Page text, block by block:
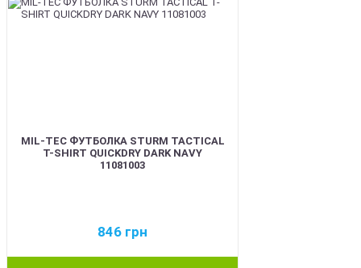
MIL-TEC ФУТБОЛКА STURM TACTICAL
T-SHIRT QUICKDRY DARK NAVY
11081003
846 грн